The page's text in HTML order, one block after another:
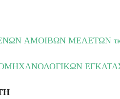
ΑΜΟΙΒΩΝ ΜΕΛΕΤΩΝ τκ